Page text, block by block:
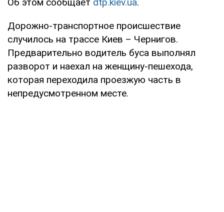
Дорожно-транспортное происшествие
случилось на трассе Киев – Чернигов.
Предварительно водитель буса выполнял
разворот и наехал на женщину-пешехода,
которая переходила проезжую часть в
непредусмотренном месте.